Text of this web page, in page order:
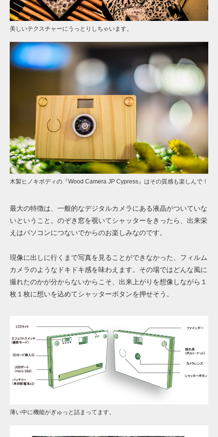
美しいテクスチャーにうっとりしちゃいます。
木製ヒノキボディの『Wood Camera JP Cypress』はその質感も楽しんで！
最大の特徴は、一般的なデジタルカメラにある液晶がついていな
いということ。のぞき窓を覗いてシャッターをきったら、出来栄
えはパソコンにつないでからのお楽しみなのです。
現像に出しに行くまで写真を見ることができなかった、フィルム
カメラのようなドキドキ感を味わえます。その場ではどんな風に
撮れたのかが分からないからこそ、出来上がりを想像しながら１
枚１枚に想いを込めてシャッターボタンを押せそう。
薄い中に機能がぎゅっと詰まってます。